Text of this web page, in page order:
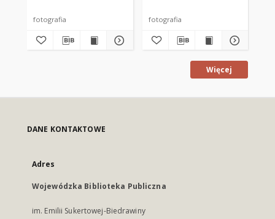
fotografia fotografia
Więcej
DANE KONTAKTOWE
Adres
Wojewódzka Biblioteka Publiczna
im. Emilii Sukertowej-Biedrawiny